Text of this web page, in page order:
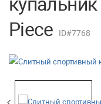
Piece ID#7768